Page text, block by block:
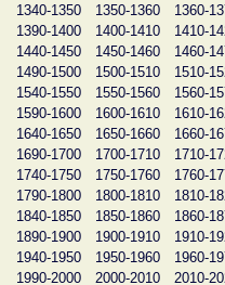
1340-1350
1350-1360 1360-
1390-1400
1400-1410 1410-
1440-1450
1450-1460 1460-
1490-1500
1500-1510 1510-
1540-1550
1550-1560 1560-
1590-1600
1600-1610 1610-
1640-1650
1650-1660 1660-
1690-1700
1700-1710 1710-
1740-1750
1750-1760 1760-
1790-1800
1800-1810 1810-
1840-1850
1850-1860 1860-
1890-1900
1900-1910 1910-
1940-1950
1950-1960 1960-
1990-2000
2000-2010 2010-